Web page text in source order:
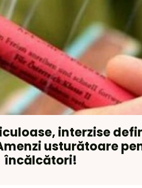
interzise
usturătoare
încălcători!